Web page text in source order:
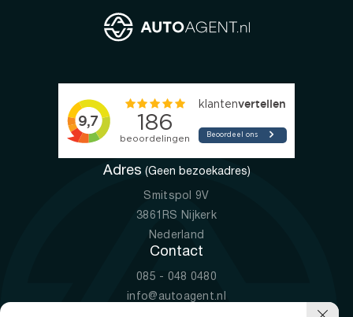
Adres (Geen bezoekadres)
Smitspol 9V
3861RS Nijkerk
Nederland
Contact
085 - 048 0480
info@autoagent.nl